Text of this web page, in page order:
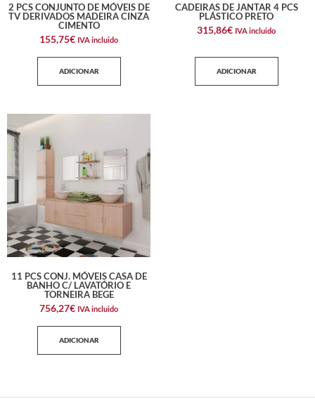
2 PCS CONJUNTO DE MÓVEIS DE
TV DERIVADOS MADEIRA CINZA
CIMENTO
155,75€ IVA incluido
ADICIONAR
CADEIRAS DE JANTAR 4 PCS
PLÁSTICO PRETO
315,86€ IVA incluido
ADICIONAR
11 PCS CONJ. MÓVEIS CASA DE
BANHO C/ LAVATÓRIO E
TORNEIRA BEGE
756,27€ IVA incluido
ADICIONAR